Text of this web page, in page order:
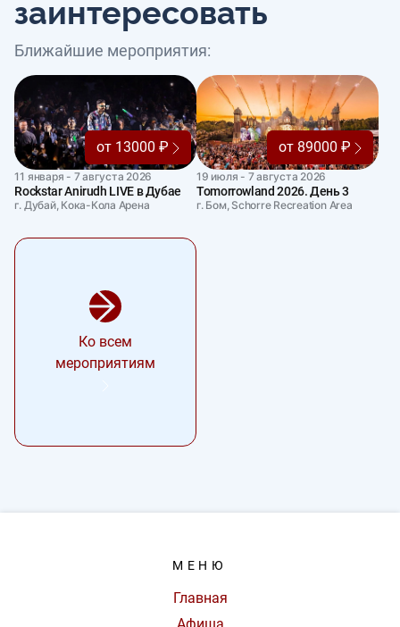
заинтересовать
Ближайшие мероприятия:
от 13000 ₽
11 января - 7 августа 2026
Rockstar Anirudh LIVE в Дубае
г. Дубай, Кока-Кола Арена
от 89000 ₽
19 июля - 7 августа 2026
Tomorrowland 2026. День 3
г. Бом, Schorre Recreation Area
Ко всем
мероприятиям
МЕНЮ
Главная